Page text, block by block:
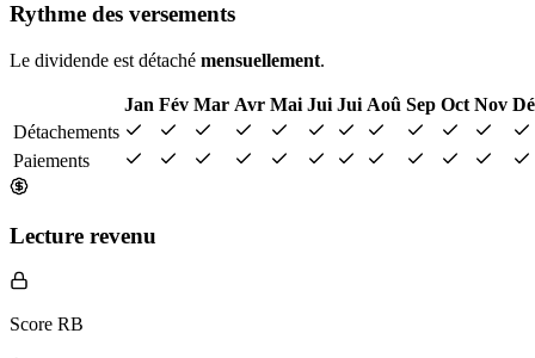
Rythme des versements
Le dividende est détaché mensuellement.
Jan Fév Mar Avr Mai Jui Jui Aoû Sep Oct Nov
Détachements
Paiements
Lecture revenu
Score RB